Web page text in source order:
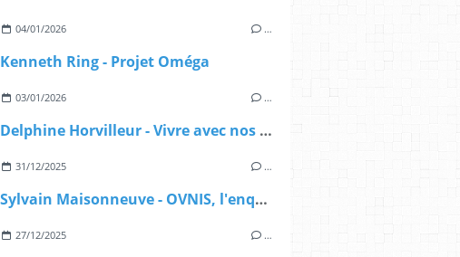
04/01/2026 …
Kenneth Ring - Projet Oméga
03/01/2026 …
Delphine Horvilleur - Vivre avec nos morts
31/12/2025 …
Sylvain Maisonneuve - OVNIS, l'enquête déclassifiée
27/12/2025 …